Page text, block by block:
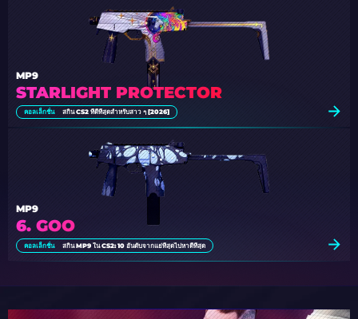
STARLIGHT PROTECTOR
MP9
คอลเล็กชั่น สกิน CS2 ที่ดีที่สุดสำหรับสาว ๆ [2026]
6. GOO
MP9
คอลเล็กชั่น สกิน MP9 ใน CS2: 10 อันดับจากแย่ที่สุดไปหาดีที่สุด